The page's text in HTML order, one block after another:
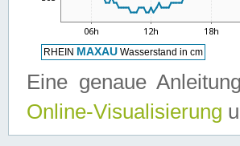
Eine genaue
Online-Visualisierung